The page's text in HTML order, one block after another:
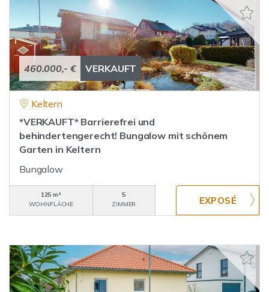
460.000,- € VERKAUFT
Keltern
*VERKAUFT* Barrierefrei und
behindertengerecht! Bungalow mit schönem
Garten in Keltern
Bungalow
125 m²
WOHNFLÄCHE
5
ZIMMER